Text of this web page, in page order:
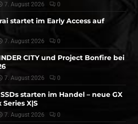
7. August 2026 0
startet im Early Access auf
7. August 2026 0
CITY und Project Bonfire bei
7. August 2026 0
starten im Handel – neue GX
X|S
7. August 2026 0